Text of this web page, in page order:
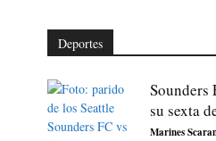
Deportes
Sounders
su sexta
Marines